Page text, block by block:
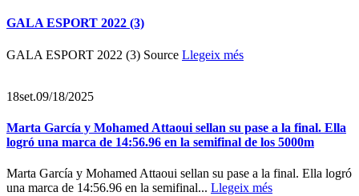
GALA ESPORT 2022 (3)
GALA ESPORT 2022 (3) Source Llegeix més
18set.09/18/2025
Marta García y Mohamed Attaoui sellan su pase a la final. Ella
logró una marca de 14:56.96 en la semifinal de los 5000m
Marta García y Mohamed Attaoui sellan su pase a la final. Ella logró
una marca de 14:56.96 en la semifinal... Llegeix més